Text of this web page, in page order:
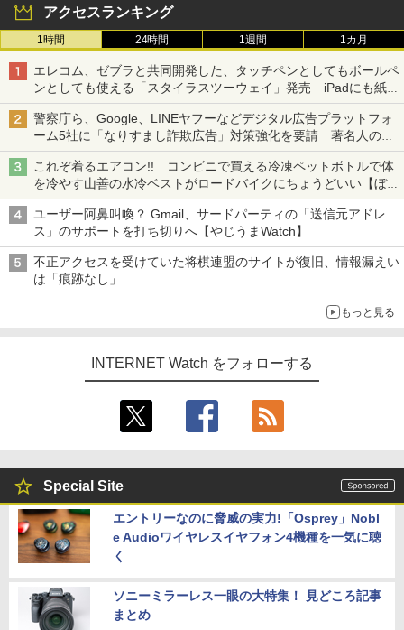
アクセスランキング
1時間 24時間 1週間 1カ月
エレコム、ゼブラと共同開発した、タッチペンとしてもボールペ
ンとしても使える「スタイラスツーウェイ」発売 iPadにも紙に
も、持ち替えずに書き込める
警察庁ら、Google、LINEヤフーなどデジタル広告プラットフォ
ーム5社に「なりすまし詐欺広告」対策強化を要請 著名人の写
真や映像を使った投資詐欺などへの対策として
これぞ着るエアコン!! コンビニで買える冷凍ペットボトルで体
を冷やす山善の水冷ベストがロードバイクにちょうどいい【ぼっ
ち・ざ・ろーど！その14】【空いた時間でなにしてる？】
ユーザー阿鼻叫喚？ Gmail、サードパーティの「送信元アドレ
ス」のサポートを打ち切りへ【やじうまWatch】
不正アクセスを受けていた将棋連盟のサイトが復旧、情報漏えい
は「痕跡なし」
もっと見る
INTERNET Watch をフォローする
Special Site
エントリーなのに脅威の実力!「Osprey」Nobl
e Audioワイヤレスイヤフォン4機種を一気に聴
く
ソニーミラーレス一眼の大特集！ 見どころ記事
まとめ